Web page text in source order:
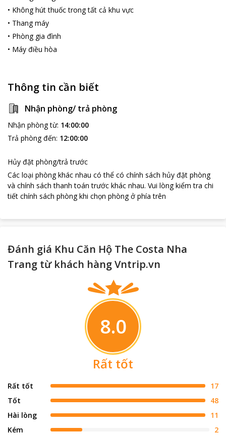
loading...
• Không hút thuốc trong tất cả khu vực
• Thang máy
• Phòng gia đình
• Máy điều hòa
Thông tin cần biết
Nhận phòng/ trả phòng
Nhận phòng từ: 14:00:00
Trả phòng đến: 12:00:00
Hủy đặt phòng/trả trước
Các loại phòng khác nhau có thể có chính sách hủy đặt phòng
và chính sách thanh toán trước khác nhau. Vui lòng kiểm tra chi
tiết chính sách phòng khi chọn phòng ở phía trên
Đánh giá Khu Căn Hộ The Costa Nha
Trang từ khách hàng Vntrip.vn
8.0
Rất tốt
Rất tốt
17
Tốt
48
Hài lòng
11
Kém
2